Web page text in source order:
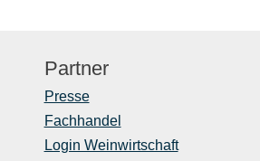
Partner
Presse
Fachhandel
Login Weinwirtschaft